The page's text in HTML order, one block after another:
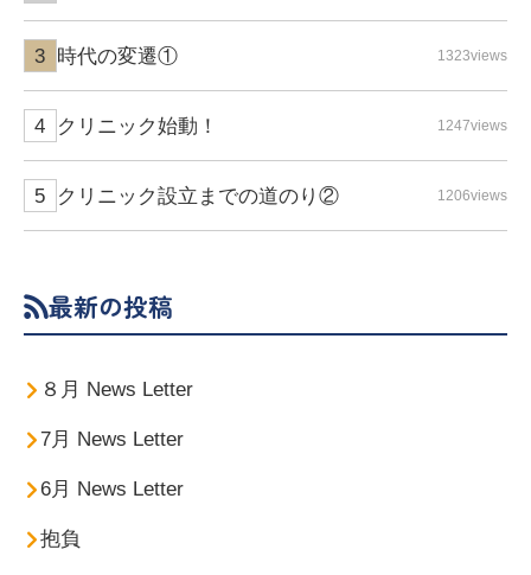
時代の変遷① 1323views
クリニック始動！ 1247views
クリニック設立までの道のり② 1206views
最新の投稿
８月 News Letter
7月 News Letter
6月 News Letter
抱負